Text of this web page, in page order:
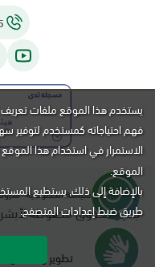
سياسة الخصوصية
جميع الحقوق محفوظة
تطوير و تشغيل
يستخدم هذا الموقع ملفات
فهم احتياجاته كمستخدم
الاستمرار في استخدام هذا
الموقع.
بالإضافة إلى ذلك, يستطيع
طريق ضبط إعدادات المتصفح.